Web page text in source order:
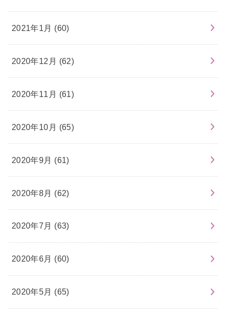
2021年1月 (60)
2020年12月 (62)
2020年11月 (61)
2020年10月 (65)
2020年9月 (61)
2020年8月 (62)
2020年7月 (63)
2020年6月 (60)
2020年5月 (65)